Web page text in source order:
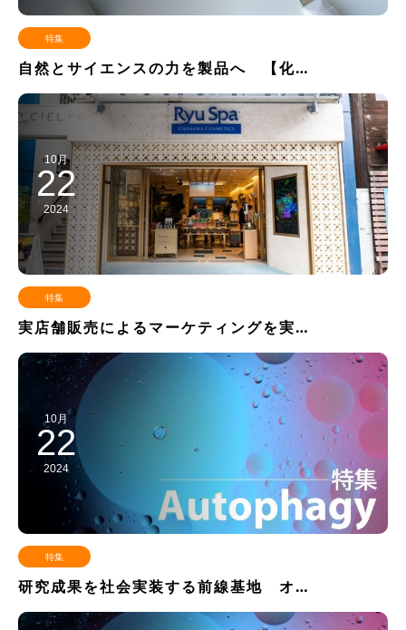
特集
自然とサイエンスの力を製品へ 【化…
10月
22
2024
特集
実店舗販売によるマーケティングを実…
10月
22
2024
特集
研究成果を社会実装する前線基地 オ…